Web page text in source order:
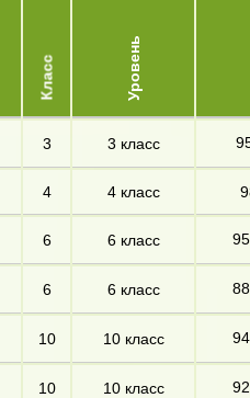
Класс Уровень
3 3 класс
4 4 класс
6 6 класс 95
6 6 класс 88
10 10 класс 94
10 10 класс 92